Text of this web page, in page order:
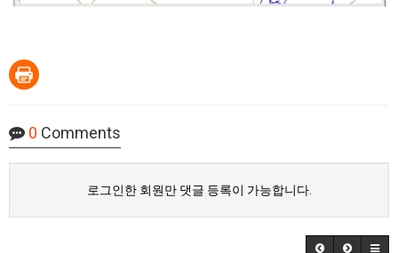
0 Comments
로그인한 회원만 댓글 등록이 가능합니다.